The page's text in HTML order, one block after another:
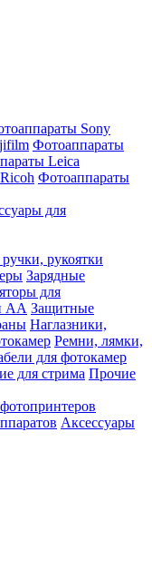
Sony
Фотоаппараты
Leica
Фотоаппараты
для
рукоятки
Зарядные
для
АА Защитные
Наглазники,
Ремни, лямки,
для фотокамер
для стрима Прочие
Аксессуары